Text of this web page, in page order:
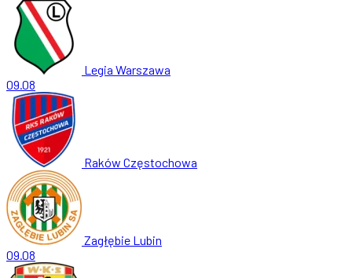
Legia Warszawa
09.08
Raków Częstochowa
Zagłębie Lubin
09.08